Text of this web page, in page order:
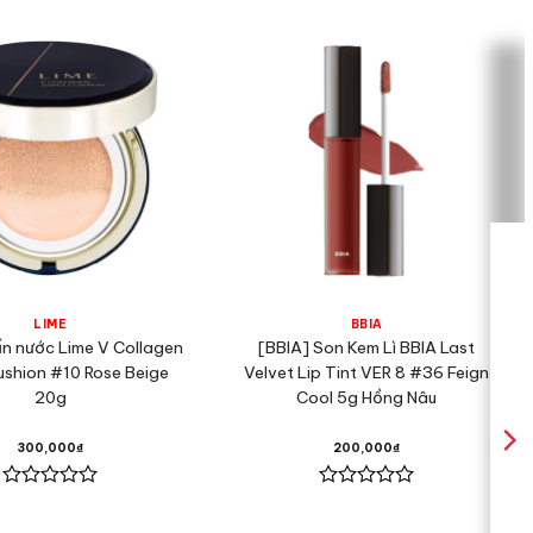
trở thành lựa chọn hoàn hảo cho các cô gái yêu
màu.
LIME
nước Lime V Collagen
#10 Rose Beige
20g
300,000₫
BBIA
[BBIA] Son Kem Lì BBIA Last
Velvet Lip Tint VER 8 #36 Feign
Cool 5g Hồng Nâu
200,000₫